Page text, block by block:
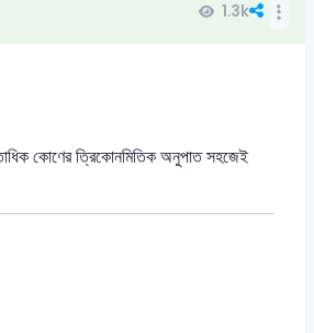
1.3k
কোণের ত্রিকোনমিতিক অনুপাত সহজেই